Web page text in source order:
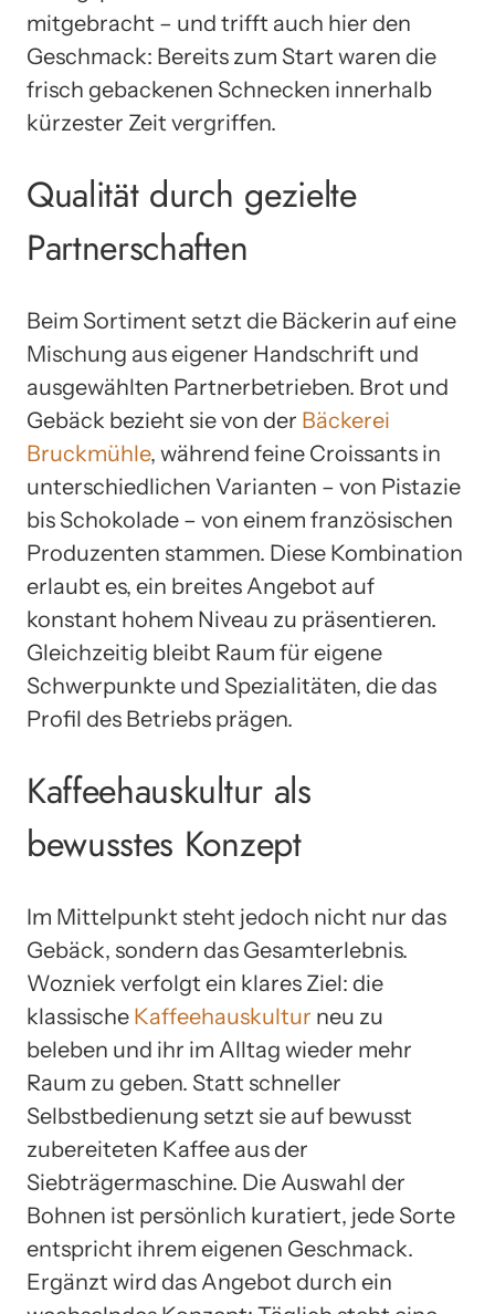
mitgebracht – und trifft auch hier den
Geschmack: Bereits zum Start waren die
frisch gebackenen Schnecken innerhalb
kürzester Zeit vergriffen.
Qualität durch gezielte
Partnerschaften
Beim Sortiment setzt die Bäckerin auf eine
Mischung aus eigener Handschrift und
ausgewählten Partnerbetrieben. Brot und
Gebäck bezieht sie von der Bäckerei
Bruckmühle, während feine Croissants in
unterschiedlichen Varianten – von Pistazie
bis Schokolade – von einem französischen
Produzenten stammen. Diese Kombination
erlaubt es, ein breites Angebot auf
konstant hohem Niveau zu präsentieren.
Gleichzeitig bleibt Raum für eigene
Schwerpunkte und Spezialitäten, die das
Profil des Betriebs prägen.
Kaffeehauskultur als
bewusstes Konzept
Im Mittelpunkt steht jedoch nicht nur das
Gebäck, sondern das Gesamterlebnis.
Wozniek verfolgt ein klares Ziel: die
klassische Kaffeehauskultur neu zu
beleben und ihr im Alltag wieder mehr
Raum zu geben. Statt schneller
Selbstbedienung setzt sie auf bewusst
zubereiteten Kaffee aus der
Siebträgermaschine. Die Auswahl der
Bohnen ist persönlich kuratiert, jede Sorte
entspricht ihrem eigenen Geschmack.
Ergänzt wird das Angebot durch ein